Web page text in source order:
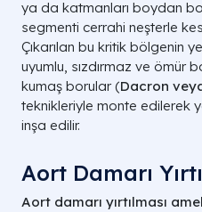
ya da katmanları boydan
segmenti cerrahi neşterle
Çıkarılan bu kritik bölgenin
uyumlu, sızdırmaz ve ömür
kumaş borular (Dacron
teknikleriyle monte edilerek
inşa edilir.
Aort Damarı
Aort damarı yırtılması